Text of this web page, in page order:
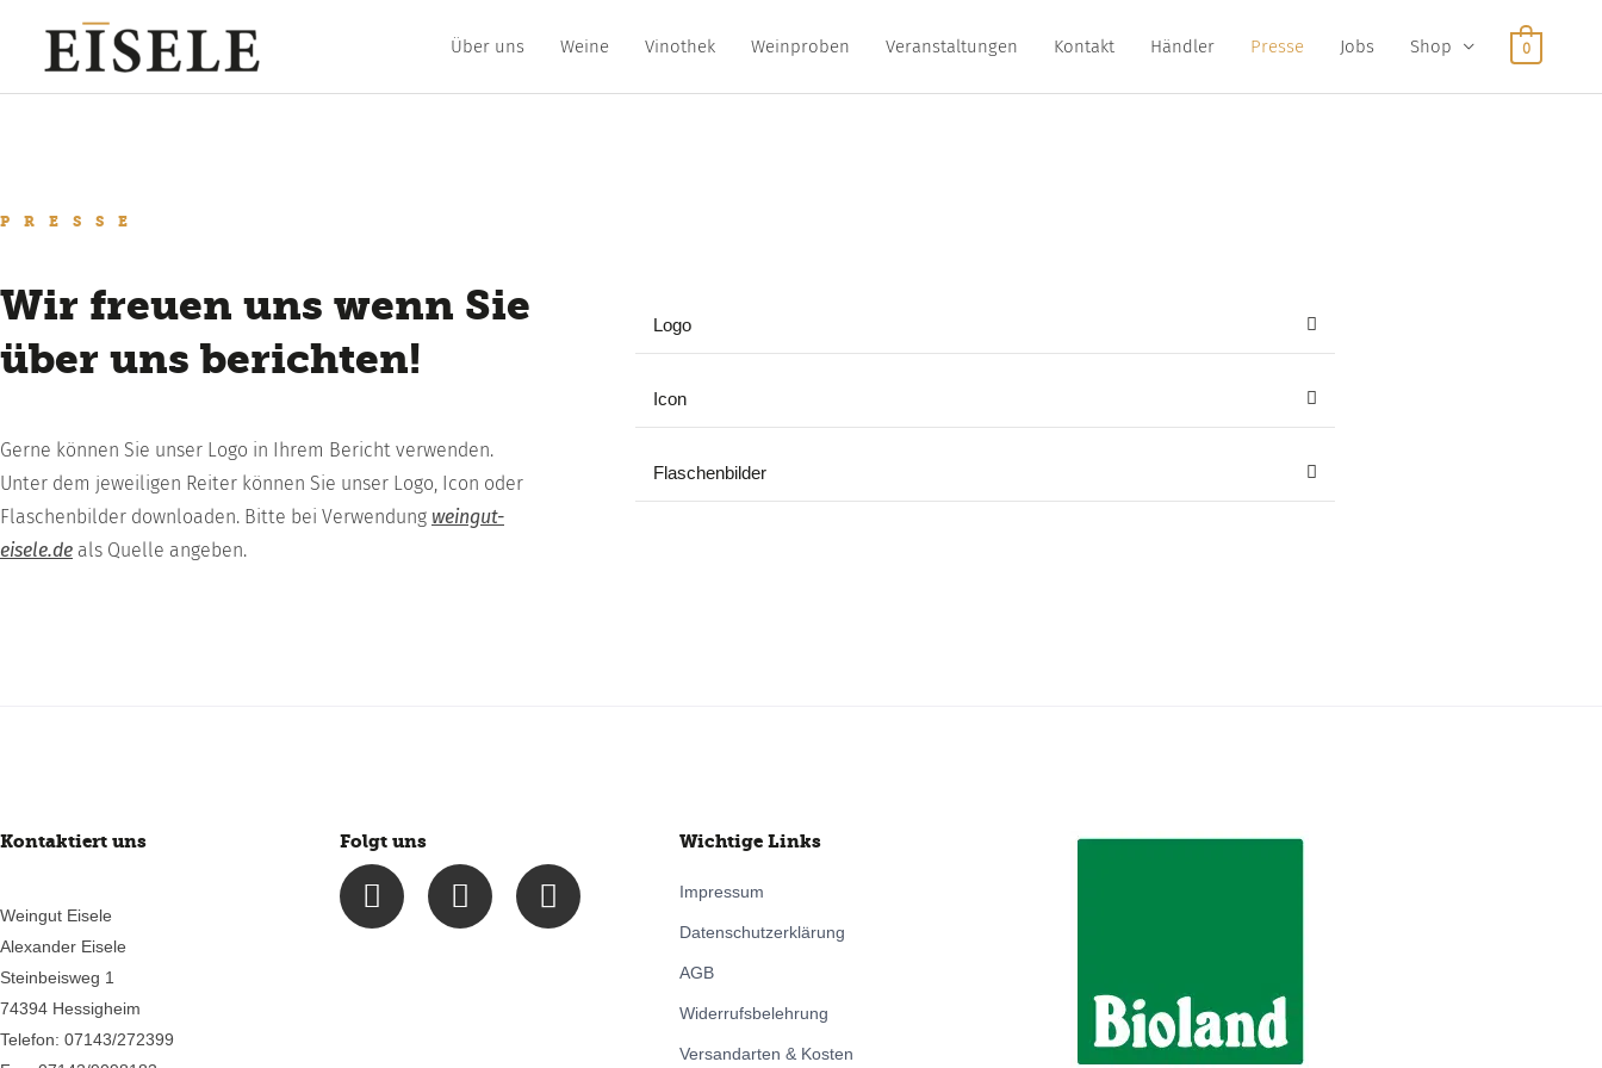
springen
Über uns Weine Vinothek Weinproben Veranstaltungen Kontakt Händler Presse Jobs Shop 0
PRESSE
Wir freuen uns wenn Sie
über uns berichten!
Gerne können Sie unser Logo in Ihrem Bericht verwenden.
Unter dem jeweiligen Reiter können Sie unser Logo, Icon oder
Flaschenbilder downloaden. Bitte bei Verwendung weingut-
eisele.de als Quelle angeben.
Logo
Icon
Flaschenbilder
Kontaktiert uns
Weingut Eisele
Alexander Eisele
Steinbeisweg 1
74394 Hessigheim
Telefon: 07143/272399
Folgt uns
I
n
F
a
E
n
Wichtige Links
Impressum
Datenschutzerklärung
AGB
Widerrufsbelehrung
Versandarten & Kosten